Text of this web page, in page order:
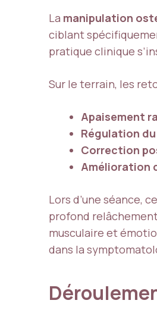
La manipulation
ciblant
pratique clinique
Sur le terrain, les
Apaisement
Régulation
Correction
Amélioration
Lors d’une séance,
profond
musculaire et
dans la